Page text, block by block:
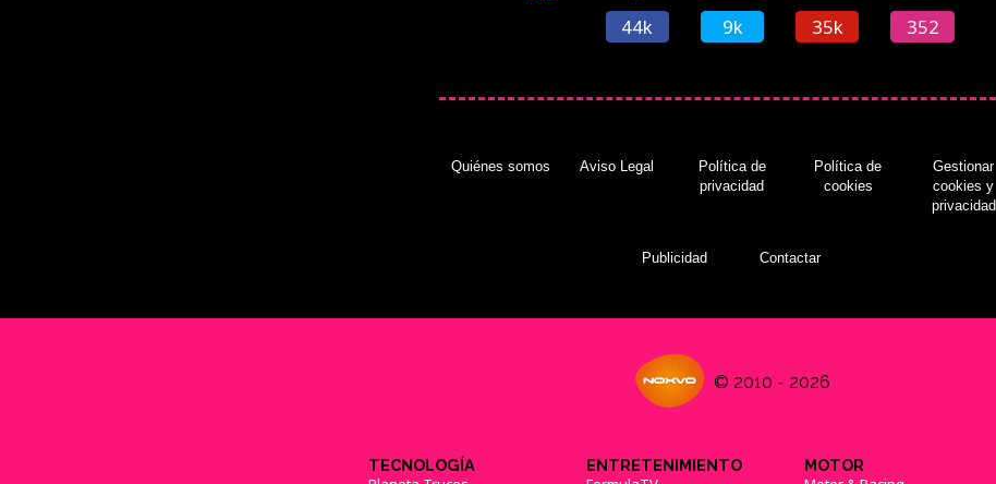
44k 9k 35k 352
Quiénes somos Aviso Legal
Política de
privacidad
Política de
cookies
Gestionar
cookies y
privacidad
Publicidad Contactar
© 2010 - 2026
TECNOLOGÍA ENTRETENIMIENTO MOTOR